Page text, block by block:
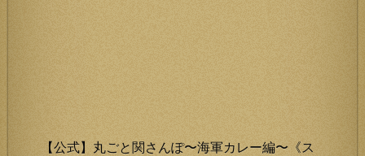
【公式】丸ごと関さんぽ〜海軍カレー編〜《ス